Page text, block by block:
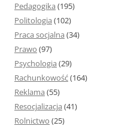
Pedagogika (195)
Politologia (102)
Praca socjalna (34)
Prawo (97)
Psychologia (29)
Rachunkowość(164)
Reklama (55)
Resocjalizacja (41)
Rolnictwo (25)